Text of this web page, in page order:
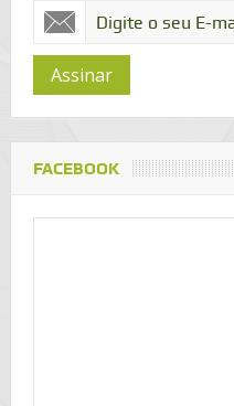
Assinar
FACEBOOK